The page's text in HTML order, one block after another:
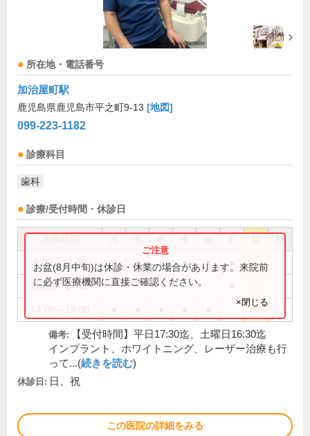
所在地・電話番号
加治屋町駅
鹿児島県鹿児島市平之町9-13 [地図]
099-223-1182
診療科目
歯科
診療/受付時間・休診日
祝
9:00～12:30 ● ● ● ● ●
14:00～17:00
お盆(8月中旬)は休診・休業の場合があります。来院前
に必ず医療機関に直接ご確認ください。
×閉じる
備考:
【受付時間】平日17:30迄、土曜日16:30迄
インプラント、ホワイトニング、レーザー治療も行
って...(続きを読む)
休診日: 日、祝
この医院の詳細をみる